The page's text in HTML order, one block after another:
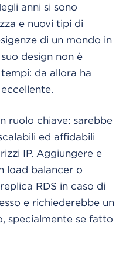
anni si sono
e nuovi tipi di
di un mondo in
design non è
da allora ha
ruolo chiave: sarebbe
ed affidabili
IP. Aggiungere e
load balancer o
RDS in caso di
e richiederebbe un
specialmente se fatto